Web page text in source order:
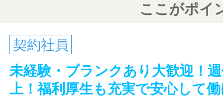
ここがポイ
契約社員
未経験・ブランクあり大歓迎！
上！福利厚生も充実で安心して